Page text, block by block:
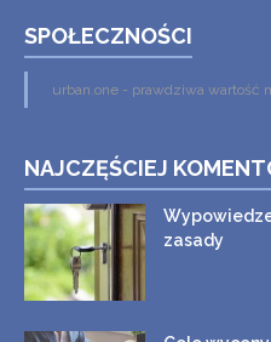
SPOŁECZNOŚCI
urban.one - prawdziwa wartość
NAJCZĘŚCIEJ
zasady